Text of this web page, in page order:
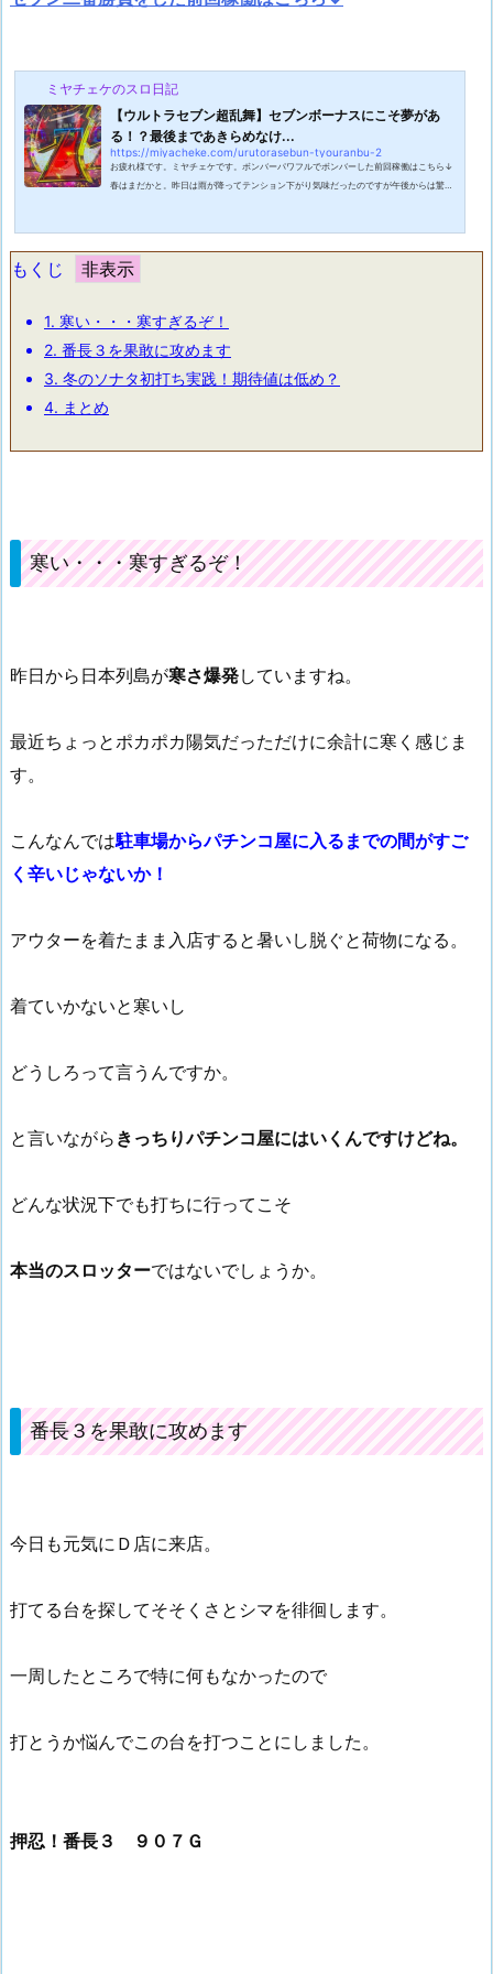
ミヤチェケのスロ日記
【ウルトラセブン超乱舞】セブンボーナスにこそ夢があ
る！？最後まであきらめなけ...
https://miyacheke.com/urutorasebun-tyouranbu-2
お疲れ様です。ミヤチェケです。ボンバーパワフルでボンバーした前回稼働はこちら↓
春はまだかと。昨日は雨が降ってテンション下がり気味だったのですが午後からは驚く
で車を停める事もなかったのですが少し残念でしたね。それにしても最近は非常に暖か
くて過ごしやすいですね。４月のよ...
もくじ
1. 寒い・・・寒すぎるぞ！
2. 番長３を果敢に攻めます
3. 冬のソナタ初打ち実践！期待値は低め？
4. まとめ
寒い・・・寒すぎるぞ！
昨日から日本列島が寒さ爆発していますね。
最近ちょっとポカポカ陽気だっただけに余計に寒く感じま
す。
こんなんでは駐車場からパチンコ屋に入るまでの間がすご
く辛いじゃないか！
アウターを着たまま入店すると暑いし脱ぐと荷物になる。
着ていかないと寒いし
どうしろって言うんですか。
と言いながら きっちりパチンコ屋にはいくんですけどね。
どんな状況下でも打ちに行ってこそ
本当のスロッターではないでしょうか。
番長３を果敢に攻めます
今日も元気にＤ店に来店。
打てる台を探してそそくさとシマを徘徊します。
一周したところで特に何もなかったので
打とうか悩んでこの台を打つことにしました。
押忍！番長３ ９０７Ｇ